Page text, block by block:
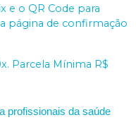
e o QR Code para
página de confirmação
Parcela Mínima R$
profissionais da saúde